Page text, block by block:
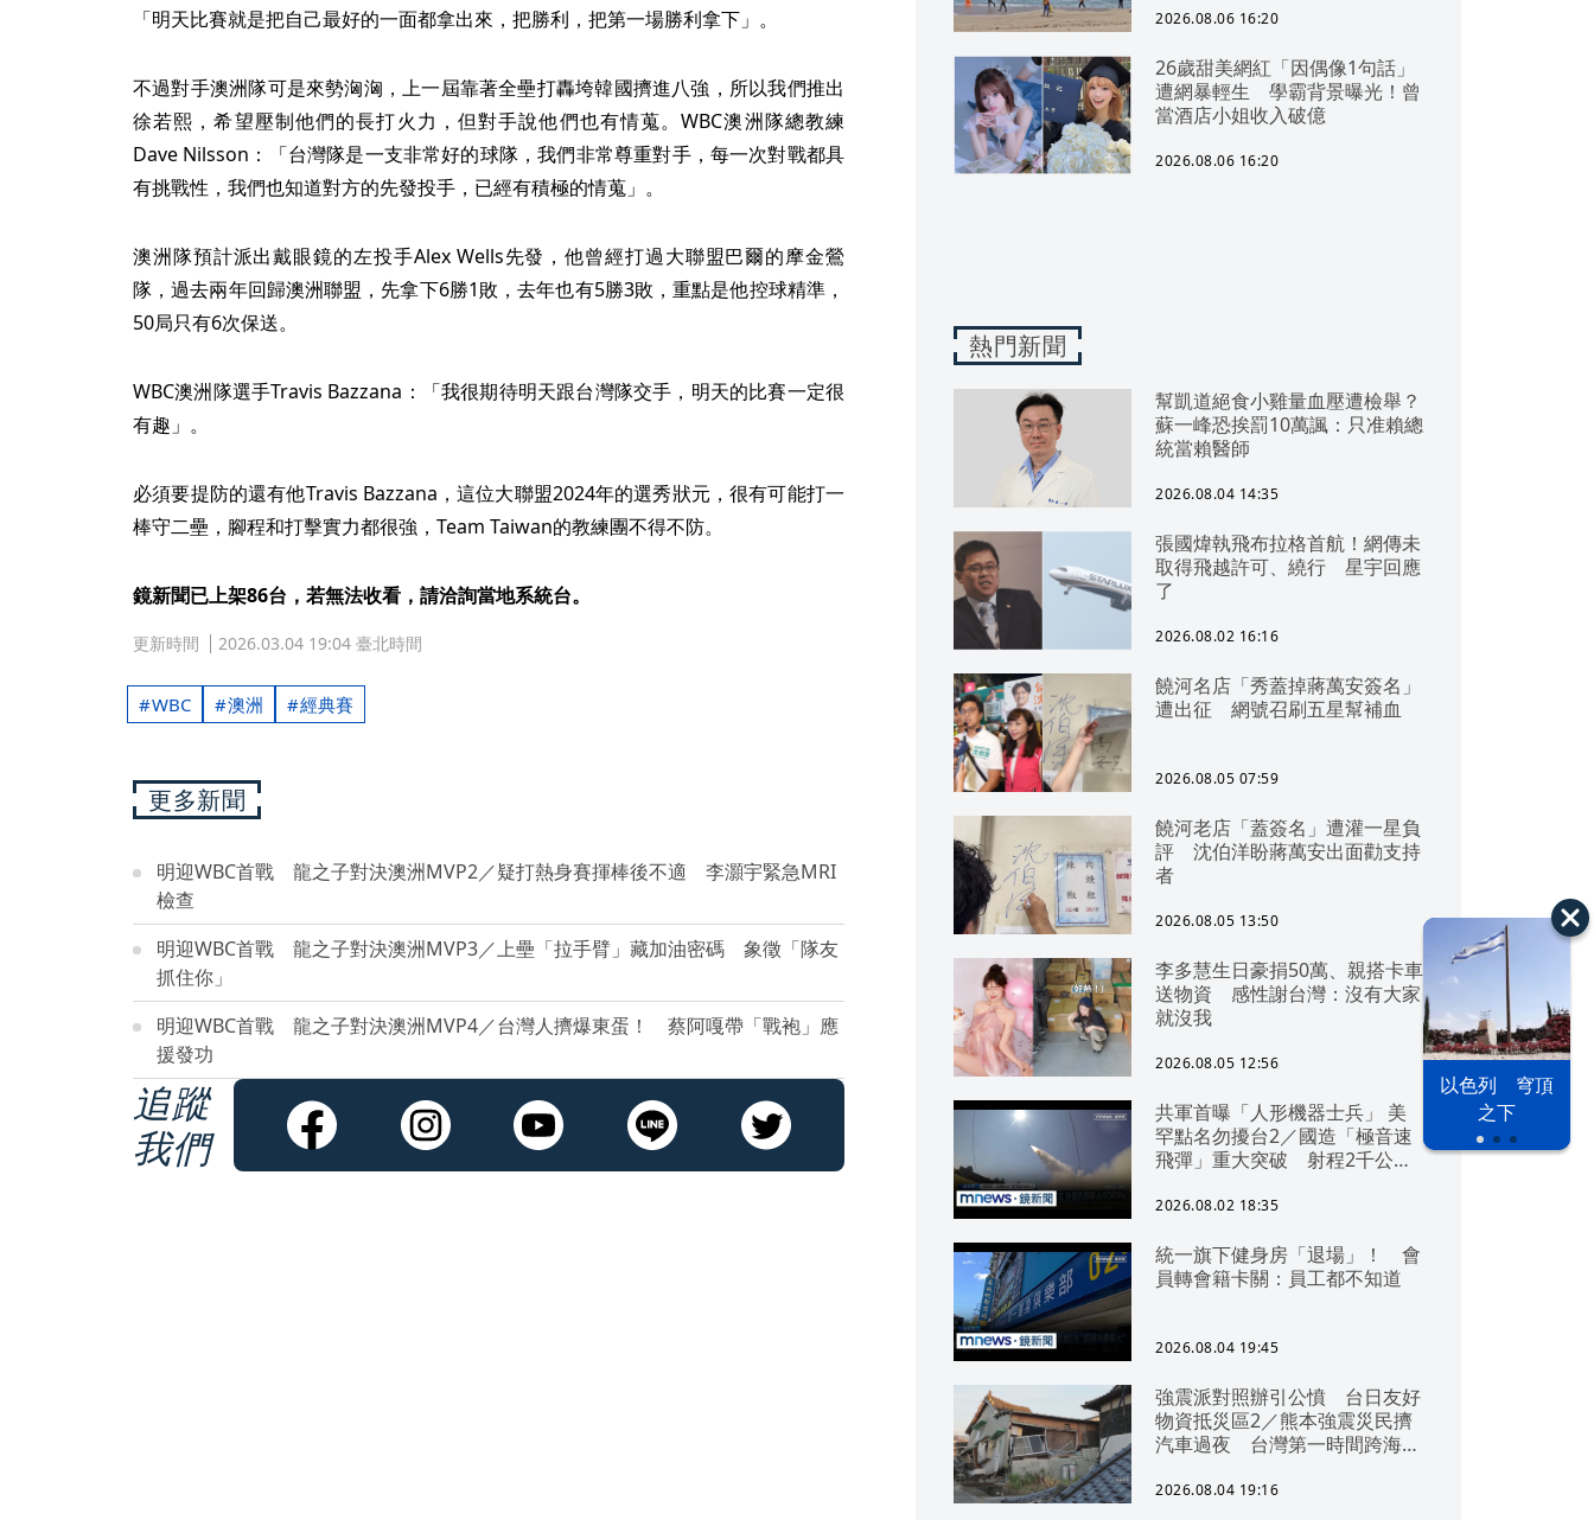
以色列 穹頂
之下
「明天比賽就是把自己最好的一面都拿出來，把勝利，把第一場勝利拿下」。
不過對手澳洲隊可是來勢洶洶，上一屆靠著全壘打轟垮韓國擠進八強，所以我們推出
徐若熙，希望壓制他們的長打火力，但對手說他們也有情蒐。WBC澳洲隊總教練
Dave Nilsson：「台灣隊是一支非常好的球隊，我們非常尊重對手，每一次對戰都具
有挑戰性，我們也知道對方的先發投手，已經有積極的情蒐」。
澳洲隊預計派出戴眼鏡的左投手Alex Wells先發，他曾經打過大聯盟巴爾的摩金鶯
隊，過去兩年回歸澳洲聯盟，先拿下6勝1敗，去年也有5勝3敗，重點是他控球精準，
50局只有6次保送。
WBC澳洲隊選手Travis Bazzana：「我很期待明天跟台灣隊交手，明天的比賽一定很
有趣」。
必須要提防的還有他Travis Bazzana，這位大聯盟2024年的選秀狀元，很有可能打一
棒守二壘，腳程和打擊實力都很強，Team Taiwan的教練團不得不防。
鏡新聞已上架86台，若無法收看，請洽詢當地系統台。
更新時間 2026.03.04 19:04 臺北時間
WBC 澳洲 經典賽
更多新聞
明迎WBC首戰 龍之子對決澳洲MVP2／疑打熱身賽揮棒後不適 李灝宇緊急MRI
檢查
明迎WBC首戰 龍之子對決澳洲MVP3／上壘「拉手臂」藏加油密碼 象徵「隊友
抓住你」
明迎WBC首戰 龍之子對決澳洲MVP4／台灣人擠爆東蛋！ 蔡阿嘎帶「戰袍」應
援發功
追蹤
我們
2026.08.06 16:20
26歲甜美網紅「因偶像1句話」
遭網暴輕生 學霸背景曝光！曾
當酒店小姐收入破億
2026.08.06 16:20
熱門新聞
幫凱道絕食小雞量血壓遭檢舉？
蘇一峰恐挨罰10萬諷：只准賴總
統當賴醫師
2026.08.04 14:35
張國煒執飛布拉格首航！網傳未
取得飛越許可、繞行 星宇回應
了
2026.08.02 16:16
饒河名店「秀蓋掉蔣萬安簽名」
遭出征 網號召刷五星幫補血
2026.08.05 07:59
饒河老店「蓋簽名」遭灌一星負
評 沈伯洋盼蔣萬安出面勸支持
者
2026.08.05 13:50
李多慧生日豪捐50萬、親搭卡車
送物資 感性謝台灣：沒有大家
就沒我
2026.08.05 12:56
共軍首曝「人形機器士兵」 美
罕點名勿擾台2／國造「極音速
飛彈」重大突破 射程2千公里
2026.08.02 18:35
統一旗下健身房「退場」！ 會
員轉會籍卡關：員工都不知道
2026.08.04 19:45
強震派對照辦引公憤 台日友好
物資抵災區2／熊本強震災民擠
汽車過夜 台灣第一時間跨海急
2026.08.04 19:16